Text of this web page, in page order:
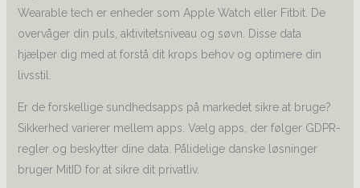
Wearable tech er enheder som Apple Watch eller Fitbit. De
overvåger din puls, aktivitetsniveau og søvn. Disse data
hjælper dig med at forstå dit krops behov og optimere din
livsstil.
Er de forskellige sundhedsapps på markedet sikre at bruge?
Sikkerhed varierer mellem apps. Vælg apps, der følger GDPR-
regler og beskytter dine data. Pålidelige danske løsninger
bruger MitID for at sikre dit privatliv.